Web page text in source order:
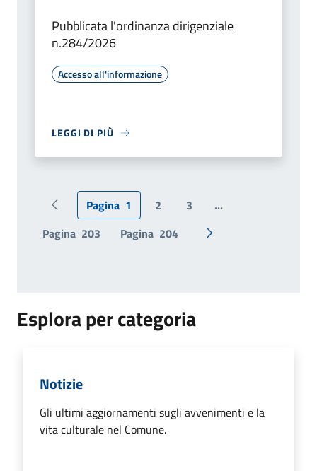
Pubblicata l'ordinanza dirigenziale
n.284/2026
Accesso all'informazione
LEGGI DI PIÙ
Pagina precedente
Pagina 1 2 3
...
Pagina 203 Pagina 204 Pagina successiva
Esplora per categoria
Notizie
Gli ultimi aggiornamenti sugli avvenimenti e la
vita culturale nel Comune.